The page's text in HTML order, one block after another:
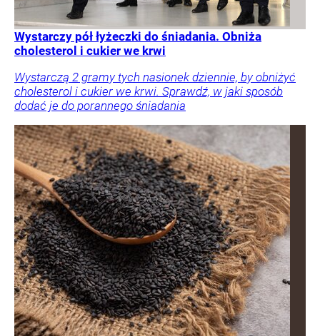
Wystarczy pół łyżeczki do śniadania. Obniża
cholesterol i cukier we krwi
Wystarczą 2 gramy tych nasionek dziennie, by obniżyć
cholesterol i cukier we krwi. Sprawdź, w jaki sposób
dodać je do porannego śniadania